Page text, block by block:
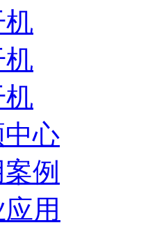
心
例
用